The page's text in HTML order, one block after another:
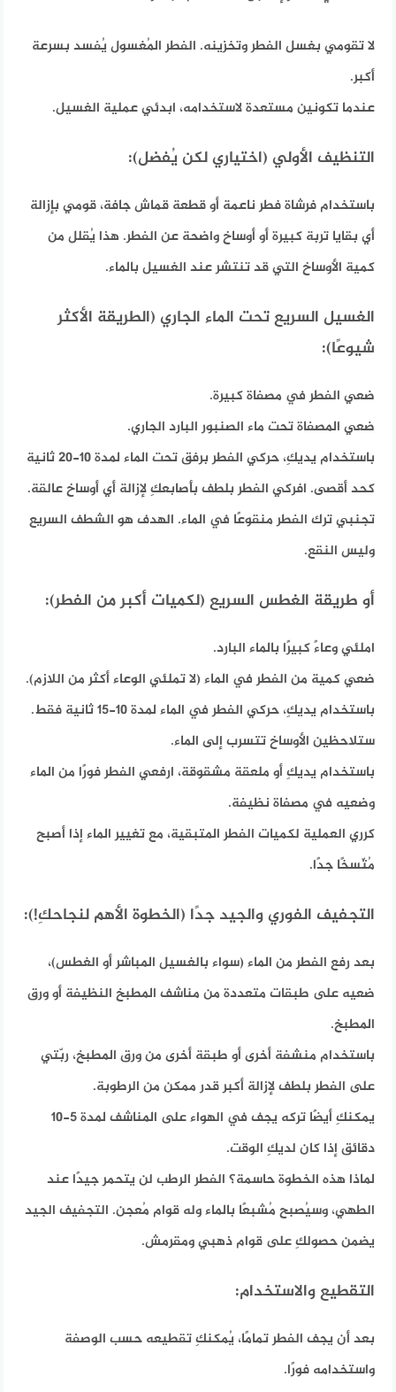
لا تقومي بغسل الفطر وتخزينه. الفطر المُغسول يُفسد بسرعة
أكبر.
عندما تكونين مستعدة لاستخدامه، ابدئي عملية الغسيل.
التنظيف الأولي (اختياري لكن يُفضل):
باستخدام فرشاة فطر ناعمة أو قطعة قماش جافة، قومي بإزالة
أي بقايا تربة كبيرة أو أوساخ واضحة عن الفطر. هذا يُقلل من
كمية الأوساخ التي قد تنتشر عند الغسيل بالماء.
الغسيل السريع تحت الماء الجاري (الطريقة الأكثر
شيوعًا):
ضعي الفطر في مصفاة كبيرة.
ضعي المصفاة تحت ماء الصنبور البارد الجاري.
باستخدام يديكِ، حركي الفطر برفق تحت الماء لمدة 10-20 ثانية
كحد أقصى. افركي الفطر بلطف بأصابعكِ لإزالة أي أوساخ عالقة.
تجنبي ترك الفطر منقوعًا في الماء. الهدف هو الشطف السريع
وليس النقع.
أو طريقة الغطس السريع (لكميات أكبر من الفطر):
املئي وعاءً كبيرًا بالماء البارد.
ضعي كمية من الفطر في الماء (لا تملئي الوعاء أكثر من اللازم).
باستخدام يديكِ، حركي الفطر في الماء لمدة 10-15 ثانية فقط.
ستلاحظين الأوساخ تتسرب إلى الماء.
باستخدام يديكِ أو ملعقة مشقوقة، ارفعي الفطر فورًا من الماء
وضعيه في مصفاة نظيفة.
كرري العملية لكميات الفطر المتبقية، مع تغيير الماء إذا أصبح
مُتّسخًا جدًا.
التجفيف الفوري والجيد جدًا (الخطوة الأهم لنجاحكِ!):
بعد رفع الفطر من الماء (سواء بالغسيل المباشر أو الغطس)،
ضعيه على طبقات متعددة من مناشف المطبخ النظيفة أو ورق
المطبخ.
باستخدام منشفة أخرى أو طبقة أخرى من ورق المطبخ، ربّتي
على الفطر بلطف لإزالة أكبر قدر ممكن من الرطوبة.
يمكنكِ أيضًا تركه يجف في الهواء على المناشف لمدة 5-10
دقائق إذا كان لديكِ الوقت.
لماذا هذه الخطوة حاسمة؟ الفطر الرطب لن يتحمر جيدًا عند
الطهي، وسيُصبح مُشبعًا بالماء وله قوام مُعجن. التجفيف الجيد
يضمن حصولكِ على قوام ذهبي ومقرمش.
التقطيع والاستخدام:
بعد أن يجف الفطر تمامًا، يُمكنكِ تقطيعه حسب الوصفة
واستخدامه فورًا.